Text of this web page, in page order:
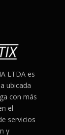
LTDA es
ubicada
con más
el
servicios
y